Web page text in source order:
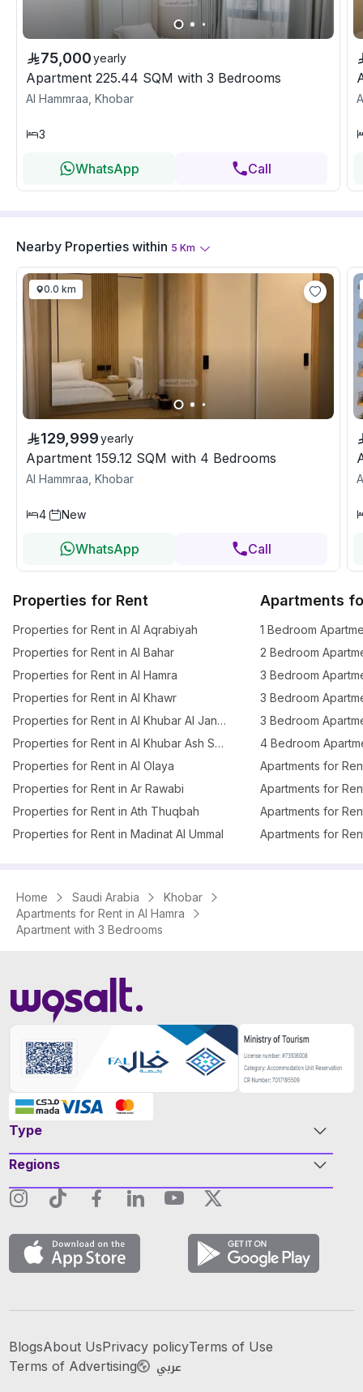
75,000yearly
Apartment 225.44 SQM with 3 Bedrooms
Al Hammraa, Khobar
3
WhatsApp Call
Nearby Properties within 5 Km
0.0 km
129,999yearly
Apartment 159.12 SQM with 4 Bedrooms
Al Hammraa, Khobar
4 New
WhatsApp Call
Properties for Rent
Properties for Rent in Al Aqrabiyah
Properties for Rent in Al Bahar
Properties for Rent in Al Hamra
Properties for Rent in Al Khawr
Properties for Rent in Al Khubar Al Janubiyah
Properties for Rent in Al Khubar Ash Shamaliyah
Properties for Rent in Al Olaya
Properties for Rent in Ar Rawabi
Properties for Rent in Ath Thuqbah
Properties for Rent in Madinat Al Ummal
Apartments
Apartments for
Apartments for
Apartments for
Home Saudi Arabia
Khobar
Apartments for Rent in Al Hamra
Apartment with 3 Bedrooms
Type
Regions
BlogsAbout UsPrivacy policyTerms of Use
Terms of Advertising
عربي